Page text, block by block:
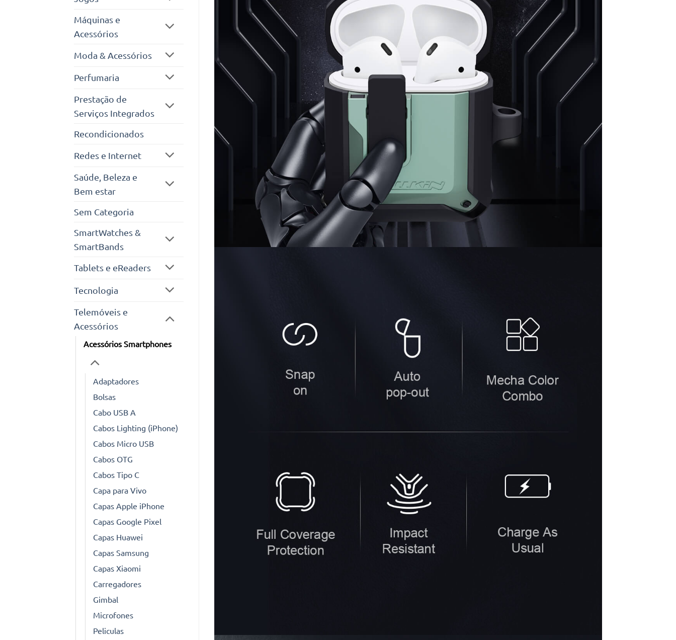
Máquinas e
Acessórios
Moda & Acessórios
Perfumaria
Prestação de
Serviços Integrados
Recondicionados
Redes e Internet
Saúde, Beleza e
Bem estar
Sem Categoria
SmartWatches &
SmartBands
Tablets e eReaders
Tecnologia
Telemóveis e
Acessórios
Acessórios Smartphones
Adaptadores
Bolsas
Cabo USB A
Cabos Lighting (iPhone)
Cabos Micro USB
Cabos OTG
Cabos Tipo C
Capa para Vivo
Capas Apple iPhone
Capas Google Pixel
Capas Huawei
Capas Samsung
Capas Xiaomi
Carregadores
Gimbal
Microfones
Peliculas